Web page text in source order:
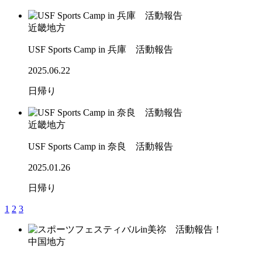
近畿地方
USF Sports Camp in 兵庫 活動報告
2025.06.22
日帰り
近畿地方
USF Sports Camp in 奈良 活動報告
2025.01.26
日帰り
1 2 3
中国地方